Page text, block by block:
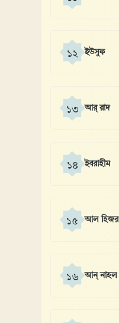
১২ ইউসুফ
১৩ আর্ রাদ
১৪ ইবরাহীম
১৫ আল হিজর
১৬ আন্ নাহল